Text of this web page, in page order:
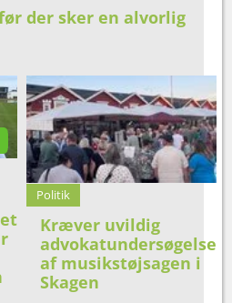
der sker en alvorlig
Politik
Kræver uvildig
advokatundersøgelse
af musikstøjsagen i
Skagen